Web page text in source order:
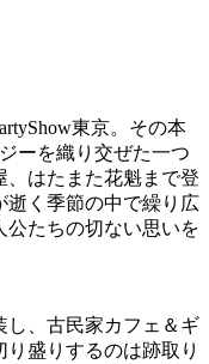
東京。その本
ーを織り交ぜた一つ
はたまた花魁まで登
逝く季節の中で繰り広
公たちの切ない思いを
し、古民家カフェ＆ギ
盛りするのは跡取り